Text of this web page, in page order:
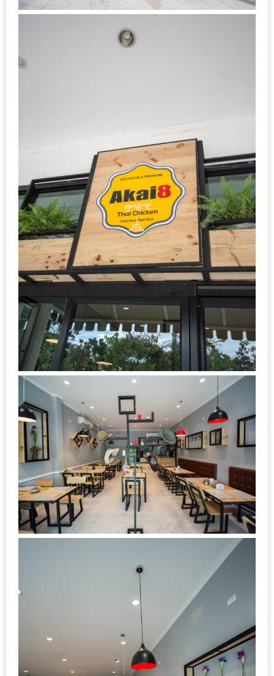
FARM
EVENT
ที่
ต้อง
ห้าม
พลาด
สำหรับ
ฤดู
หนาว
กับ
PING
FAI
FESTIVAL
2
–
ช็อป
ฟิน
กิน
เพลิน
HFG
E-
NEWS